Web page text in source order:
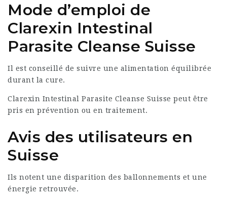
Mode d’emploi de
Clarexin Intestinal
Parasite Cleanse Suisse
Il est conseillé de suivre une alimentation équilibrée
durant la cure.
Clarexin Intestinal Parasite Cleanse Suisse peut être
pris en prévention ou en traitement.
Avis des utilisateurs en
Suisse
Ils notent une disparition des ballonnements et une
énergie retrouvée.